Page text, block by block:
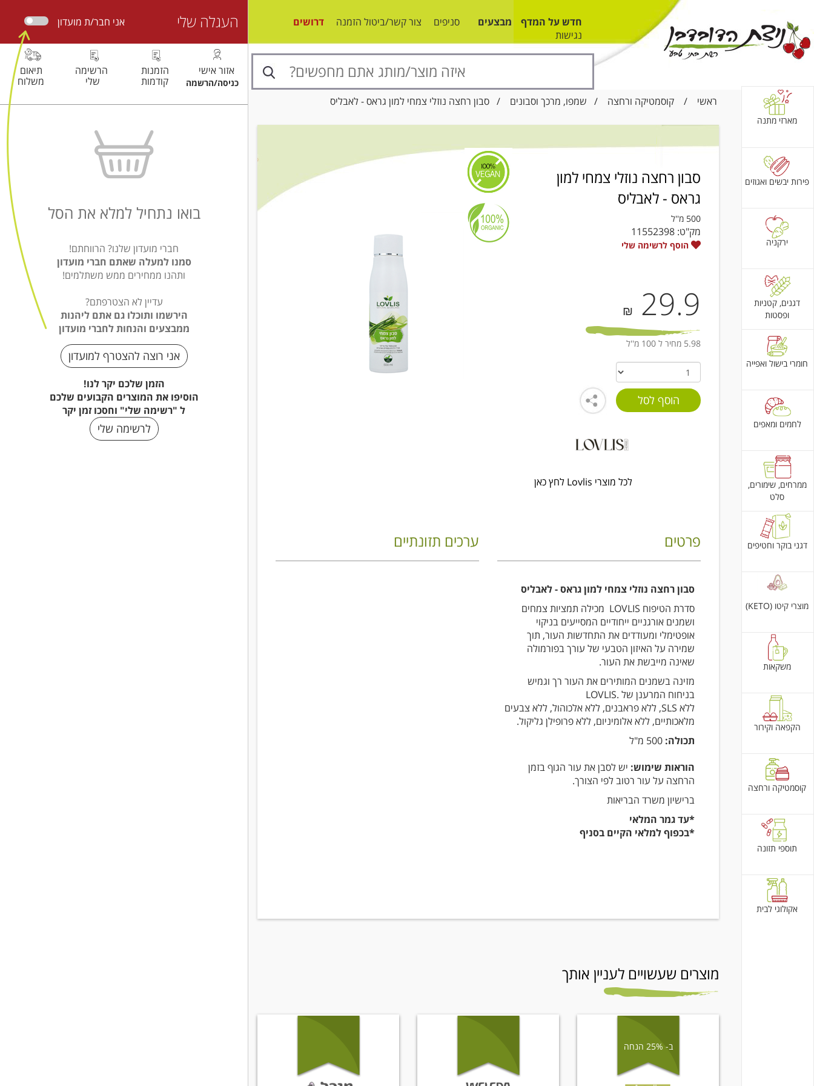
חדש על המדף מבצעים סניפים צור קשר/ביטול הזמנה
דרושים
נגישות
ראשי / קוסמטיקה ורחצה / שמפו, מרכך וסבונים / סבון רחצה נוזלי צמחי למון גראס - לאבליס
מארזי מתנה
פירות יבשים ואגוזים
ירקניה
דגנים, קטניות
ופסטות
חומרי בישול ואפייה
לחמים ומאפים
ממרחים, שימורים,
סלט
דגני בוקר וחטיפים
מוצרי קיטו (KETO)
משקאות
הקפאה וקירור
קוסמטיקה ורחצה
תוספי תזונה
אקולוגי לבית
סבון רחצה נוזלי צמחי למון
גראס - לאבליס
500 מ''ל
מק"ט: 11552398
הוסף לרשימה שלי
29.9
₪
5.98 מחיר ל 100 מ''ל
לכל מוצרי Lovlis לחץ כאן
פרטים
סבון רחצה נוזלי צמחי למון גראס - לאבליס
סדרת הטיפוח LOVLIS מכילה תמציות צמחים
ושמנים אורגניים ייחודיים המסייעים בניקוי
אופטימלי ומעודדים את התחדשות העור, תוך
שמירה על האיזון הטבעי של עורך בפורמולה
שאינה מייבשת את העור.
מזינה בשמנים המותירים את העור רך וגמיש
בניחוח המרענן של .LOVLIS
ללא SLS, ללא פראבנים, ללא אלכוהול, ללא צבעים
מלאכותיים, ללא אלומיניום, ללא פרופילן גליקול.
תכולה:
הוראות שימוש: יש לסבן את עור הגוף בזמן
הרחצה על עור רטוב לפי הצורך.
ברישיון משרד הבריאות
*עד גמר המלאי
*בכפוף למלאי הקיים בסניף
ערכים תזונתיים
מוצרים שעשויים לעניין אותך
ב- 25% הנחה